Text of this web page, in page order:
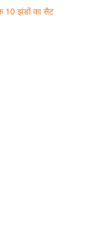
10 झंडों का सैट